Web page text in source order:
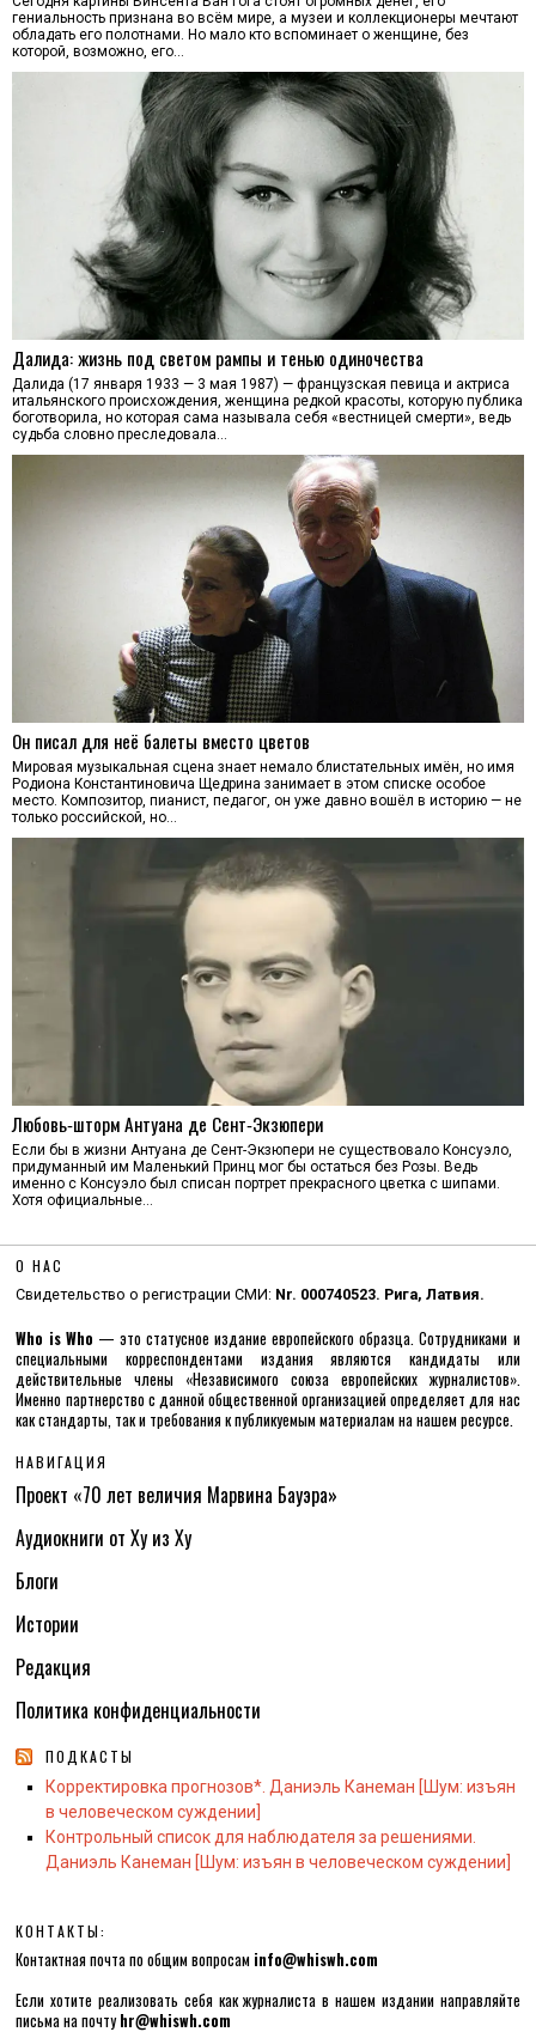
гениальность признана во всём мире, а музеи и коллекционеры мечтают
обладать его полотнами. Но мало кто вспоминает о женщине, без
которой, возможно, его…
Далида: жизнь под светом рампы и тенью одиночества
Далида (17 января 1933 — 3 мая 1987) — французская певица и актриса
итальянского происхождения, женщина редкой красоты, которую публика
боготворила, но которая сама называла себя «вестницей смерти», ведь
судьба словно преследовала…
Он писал для неё балеты вместо цветов
Мировая музыкальная сцена знает немало блистательных имён, но имя
Родиона Константиновича Щедрина занимает в этом списке особое
место. Композитор, пианист, педагог, он уже давно вошёл в историю — не
только российской, но…
Любовь‑шторм Антуана де Сент‑Экзюпери
Если бы в жизни Антуана де Сент-Экзюпери не существовало Консуэло,
придуманный им Маленький Принц мог бы остаться без Розы. Ведь
именно с Консуэло был списан портрет прекрасного цветка с шипами.
Хотя официальные…
О НАС
Свидетельство о регистрации СМИ: Nr. 000740523. Рига, Латвия.
Who is Who — это статусное издание европейского образца. Сотрудниками и
специальными корреспондентами издания являются кандидаты или
действительные члены «Независимого союза европейских журналистов».
Именно партнерство с данной общественной организацией определяет для нас
как стандарты, так и требования к публикуемым материалам на нашем ресурсе.
НАВИГАЦИЯ
Проект «70 лет величия Марвина Бауэра»
Аудиокниги от Ху из Ху
Блоги
Истории
Редакция
Политика конфиденциальности
ПОДКАСТЫ
Корректировка прогнозов*. Даниэль Канеман [Шум: изъян
в человеческом суждении]
Контрольный список для наблюдателя за решениями.
Даниэль Канеман [Шум: изъян в человеческом суждении]
КОНТАКТЫ:
Контактная почта по общим вопросам info@whiswh.com
Если хотите реализовать себя как журналиста в нашем издании направляйте
письма на почтуhr@whiswh.com